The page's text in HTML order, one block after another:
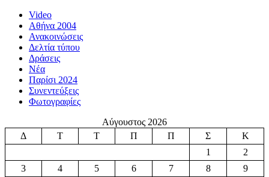
Video
Αθήνα 2004
Ανακοινώσεις
Δελτία τύπου
Δράσεις
Νέα
Παρίσι 2024
Συνεντεύξεις
Φωτογραφίες
Αύγουστος 2026
Δ
Τ Τ Π Π Σ
Κ
1
2
3
4 5 6 7 8
9